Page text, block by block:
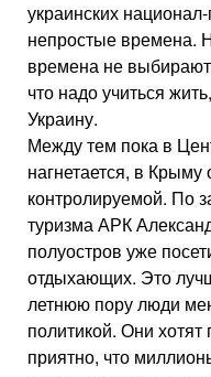
украинских
непростые времена.
времена не
что надо учиться
Украину.
Между тем пока в
нагнетается, в Крыму
контролируемой. По
туризма АРК
полуостров уже
отдыхающих. Это
летнюю пору люди
политикой. Они
приятно, что